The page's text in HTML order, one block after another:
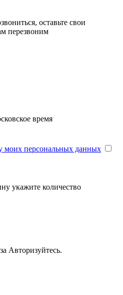
оставьте свои
перезвоним
время
моих персональных данных
укажите количество
Авторизуйтесь.